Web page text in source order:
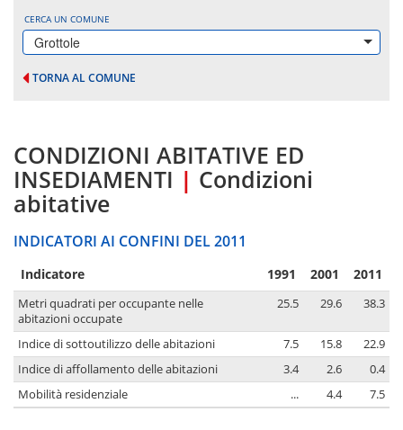
CERCA UN COMUNE
Grottole
TORNA AL COMUNE
CONDIZIONI ABITATIVE ED
INSEDIAMENTI | Condizioni
abitative
INDICATORI AI CONFINI DEL 2011
Indicatore 1991 2001 2011
Metri quadrati per occupante nelle
abitazioni occupate
25.5 29.6 38.3
Indice di sottoutilizzo delle abitazioni 7.5 15.8
22.9
Indice di affollamento delle abitazioni
3.4 2.6
0.4
Mobilità residenziale
... 4.4 7.5